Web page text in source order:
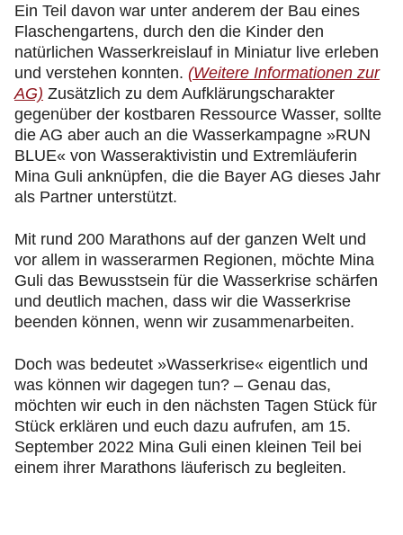
Ein Teil davon war unter anderem der Bau eines
Flaschengartens, durch den die Kinder den
natürlichen Wasserkreislauf in Miniatur live erleben
und verstehen konnten. (Weitere Informationen zur
AG) Zusätzlich zu dem Aufklärungscharakter
gegenüber der kostbaren Ressource Wasser, sollte
die AG aber auch an die Wasserkampagne »RUN
BLUE« von Wasseraktivistin und Extremläuferin
Mina Guli anknüpfen, die die Bayer AG dieses Jahr
als Partner unterstützt.
Mit rund 200 Marathons auf der ganzen Welt und
vor allem in wasserarmen Regionen, möchte Mina
Guli das Bewusstsein für die Wasserkrise schärfen
und deutlich machen, dass wir die Wasserkrise
beenden können, wenn wir zusammenarbeiten.
Doch was bedeutet »Wasserkrise« eigentlich und
was können wir dagegen tun? – Genau das,
möchten wir euch in den nächsten Tagen Stück für
Stück erklären und euch dazu aufrufen, am 15.
September 2022 Mina Guli einen kleinen Teil bei
einem ihrer Marathons läuferisch zu begleiten.